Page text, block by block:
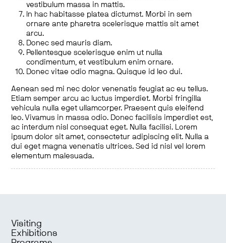
vestibulum massa in mattis.
In hac habitasse platea dictumst. Morbi in sem
ornare ante pharetra scelerisque mattis sit amet
arcu.
Donec sed mauris diam.
Pellentesque scelerisque enim ut nulla
condimentum, et vestibulum enim ornare.
Donec vitae odio magna. Quisque id leo dui.
Aenean sed mi nec dolor venenatis feugiat ac eu tellus.
Etiam semper arcu ac luctus imperdiet. Morbi fringilla
vehicula nulla eget ullamcorper. Praesent quis eleifend
leo. Vivamus in massa odio. Donec facilisis imperdiet est,
ac interdum nisl consequat eget. Nulla facilisi. Lorem
ipsum dolor sit amet, consectetur adipiscing elit. Nulla a
dui eget magna venenatis ultrices. Sed id nisl vel lorem
elementum malesuada.
Visiting
Exhibitions